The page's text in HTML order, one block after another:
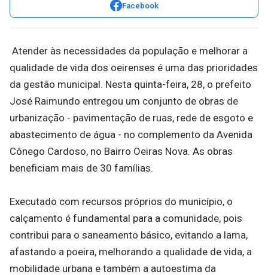
Facebook
Atender às necessidades da população e melhorar a
qualidade de vida dos oeirenses é uma das prioridades
da gestão municipal. Nesta quinta-feira, 28, o prefeito
José Raimundo entregou um conjunto de obras de
urbanização - pavimentação de ruas, rede de esgoto e
abastecimento de água - no complemento da Avenida
Cônego Cardoso, no Bairro Oeiras Nova. As obras
beneficiam mais de 30 famílias.
Executado com recursos próprios do município, o
calçamento é fundamental para a comunidade, pois
contribui para o saneamento básico, evitando a lama,
afastando a poeira, melhorando a qualidade de vida, a
mobilidade urbana e também a autoestima da